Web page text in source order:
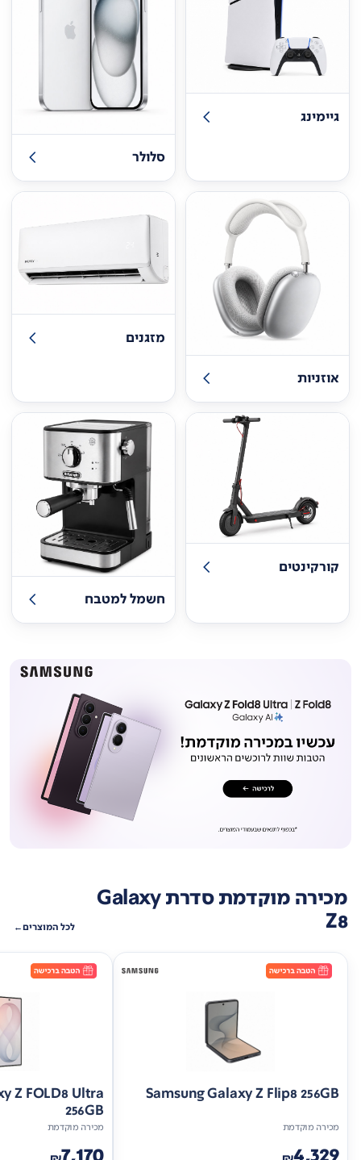
גיימינג
סלולר
אוזניות
מזגנים
קורקינטים
חשמל למטבח
מכירה מוקדמת סדרת Galaxy
Z8 לכל המוצרים
Samsung Galaxy Z Flip8 256GB
מכירה מוקדמת
Z FOLD8 Ultra
256GB
מכירה מוקדמת